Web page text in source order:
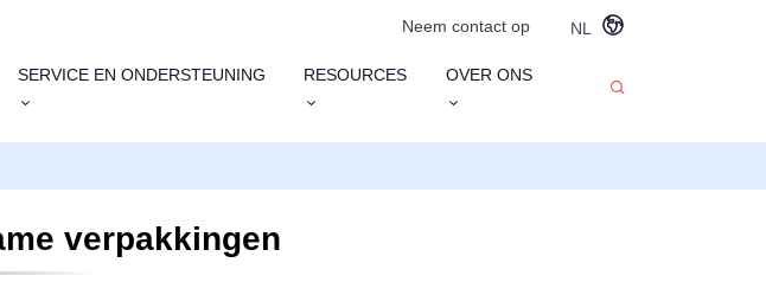
Neem contact op NL
SERVICE EN ONDERSTEUNING RESOURCES OVER ONS
verpakkingen